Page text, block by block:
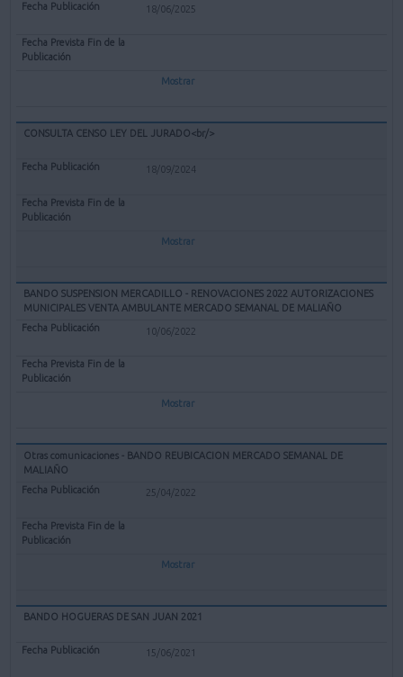
18/06/2025
Mostrar
CONSULTA CENSO LEY DEL JURADO<br/>
18/09/2024
Mostrar
BANDO SUSPENSION MERCADILLO - RENOVACIONES 2022 AUTORIZACIONES
MUNICIPALES VENTA AMBULANTE MERCADO SEMANAL DE MALIAÑO
10/06/2022
Mostrar
Otras comunicaciones - BANDO REUBICACION MERCADO SEMANAL DE
MALIAÑO
25/04/2022
Mostrar
BANDO HOGUERAS DE SAN JUAN 2021
15/06/2021